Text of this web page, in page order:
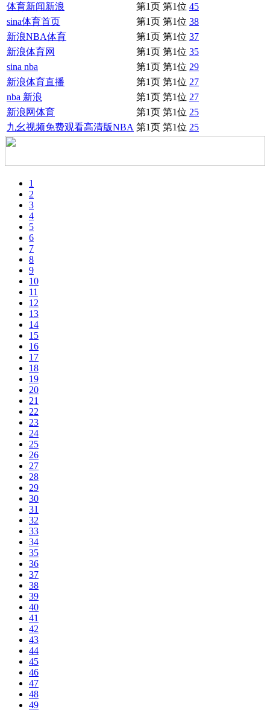
体育新闻新浪
第1页 第1位 45
sina体育首页
第1页 第1位 38
新浪NBA体育
第1页 第1位 37
新浪体育网
第1页 第1位 35
sina nba
第1页 第1位 29
新浪体育直播
第1页 第1位 27
nba 新浪
第1页 第1位 27
新浪网体育
第1页 第1位 25
九幺视频免费观看高清版NBA 第1页 第1位 25
1
2
3
4
5
6
7
8
9
10
11
12
13
14
15
16
17
18
19
20
21
22
23
24
25
26
27
28
29
30
31
32
33
34
35
36
37
38
39
40
41
42
43
44
45
46
47
48
49